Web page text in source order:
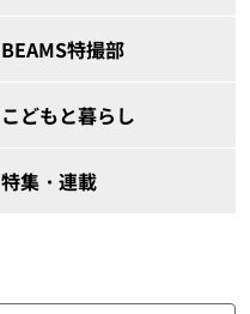
BEAMS特撮部
こどもと暮らし
特集・連載